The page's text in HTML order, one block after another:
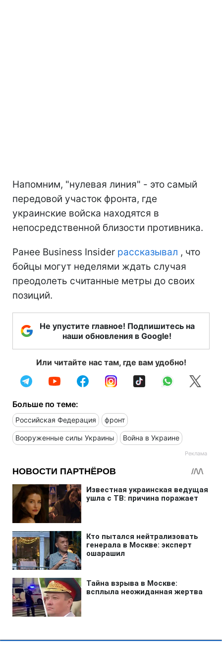
Напомним, "нулевая линия" - это самый
передовой участок фронта, где
украинские войска находятся в
непосредственной близости противника.
Ранее Business Insider рассказывал , что
бойцы могут неделями ждать случая
преодолеть считанные метры до своих
позиций.
Не упустите главное! Подпишитесь на
наши обновления в Google!
Или читайте нас там, где вам удобно!
Больше по теме:
Российская Федерация фронт
Вооруженные силы Украины Война в Украине